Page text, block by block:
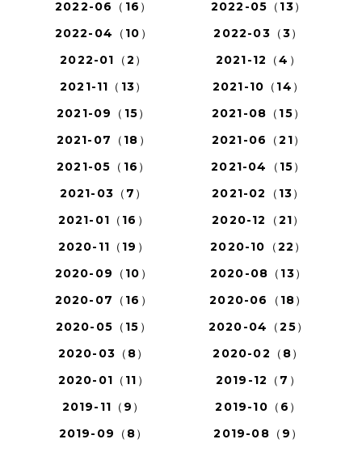
2022-06（16）
2022-05（13）
2022-04（10）
2022-03（3）
2022-01（2）
2021-12（4）
2021-11（13）
2021-10（14）
2021-09（15）
2021-08（15）
2021-07（18）
2021-06（21）
2021-05（16）
2021-04（15）
2021-03（7）
2021-02（13）
2021-01（16）
2020-12（21）
2020-11（19）
2020-10（22）
2020-09（10）
2020-08（13）
2020-07（16）
2020-06（18）
2020-05（15）
2020-04（25）
2020-03（8）
2020-02（8）
2020-01（11）
2019-12（7）
2019-11（9）
2019-10（6）
2019-09（8）
2019-08（9）